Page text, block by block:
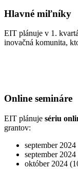
Hlavné miľníky
EIT plánuje v 1.
inovačná komunita,
Online semináre
EIT plánuje sériu
grantov:
september
september
október 2024